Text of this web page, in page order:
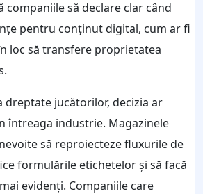
companiile să declare clar când
pentru conținut digital, cum ar fi
loc să transfere proprietatea
dreptate jucătorilor, decizia ar
întreaga industrie. Magazinele
să reproiecteze fluxurile de
formulările etichetelor și să facă
evidenți. Companiile care